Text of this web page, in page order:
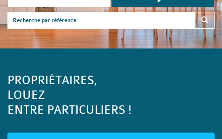
PROPRIÉTAIRES,
LOUEZ
ENTRE PARTICULIERS !